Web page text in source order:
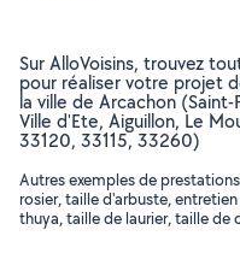
Sur AlloVoisins, trouvez
pour réaliser votre projet
la ville de Arcachon
Ville d'Ete, Aiguillon, Le
33120, 33115, 33260)
Autres exemples de
rosier, taille d'arbuste,
thuya, taille de laurier, taille de